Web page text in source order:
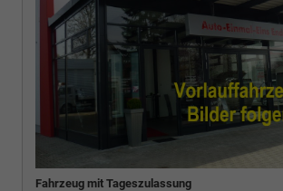
Fahrzeug mit Tageszulassung